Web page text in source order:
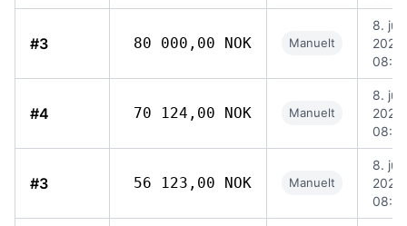
#3 80 000,00 NOK Manuelt
8. juni
2026,
08:57
#4 70 124,00 NOK Manuelt
8. juni
2026,
#3 56 123,00 NOK Manuelt
8. juni
2026,